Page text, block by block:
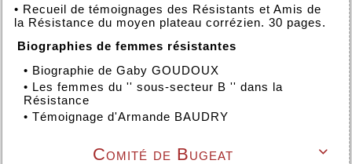
• Recueil de témoignages des Résistants et Amis de
la Résistance du moyen plateau corrézien. 30 pages.
Biographies de femmes résistantes
• Biographie de Gaby GOUDOUX
• Les femmes du '' sous-secteur B '' dans la
Résistance
• Témoignage d'Armande BAUDRY

Comité de Bugeat